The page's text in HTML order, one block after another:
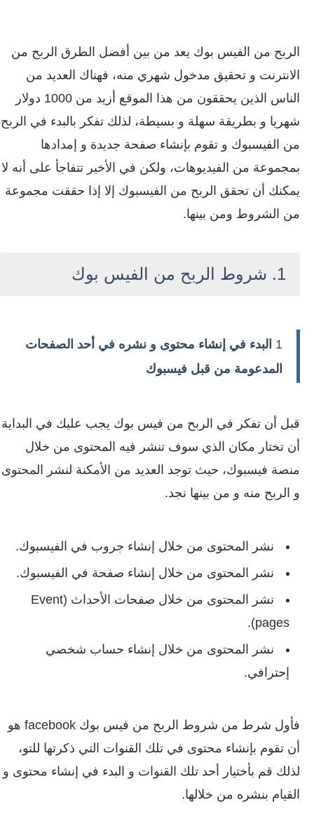
الربح من الفيس بوك يعد من بين أفضل الطرق الربح من
الانترنت و تحقيق مدخول شهري منه، فهناك العديد من
الناس الذين يحققون من هذا الموقع أزيد من 1000 دولار
شهريا و بطريقة سهلة و بسيطة، لذلك تفكر بالبدء في الربح
من الفيسبوك و تقوم بإنشاء صفحة جديدة و إمدادها
بمجموعة من الفيديوهات، ولكن في الأخير تتفاجأ على أنه لا
يمكنك أن تحقق الربح من الفيسبوك إلا إذا حققت مجموعة
من الشروط ومن بينها.
1. شروط الربح من الفيس بوك
1 البدء في إنشاء محتوى و نشره في أحد الصفحات
المدعومة من قبل فيسبوك
قبل أن تفكر في الربح من فيس بوك يجب عليك في البداية
أن تختار مكان الذي سوف تنشر فيه المحتوى من خلال
منصة فيسبوك، حيث توجد العديد من الأمكنة لنشر المحتوى
و الربح منه و من بينها نجد.
نشر المحتوى من خلال إنشاء جروب في الفيسبوك.
نشر المحتوى من خلال إنشاء صفحة في الفيسبوك.
نشر المحتوى من خلال صفحات الأحداث (Event
pages).
نشر المحتوى من خلال إنشاء حساب شخصي
إحترافي.
فأول شرط من شروط الربح من فيس بوك facebook هو
أن تقوم بإنشاء محتوى في تلك القنوات التي ذكرتها للتو،
لذلك قم بأختيار أحد تلك القنوات و البدء في إنشاء محتوى و
القيام بنشره من خلالها.